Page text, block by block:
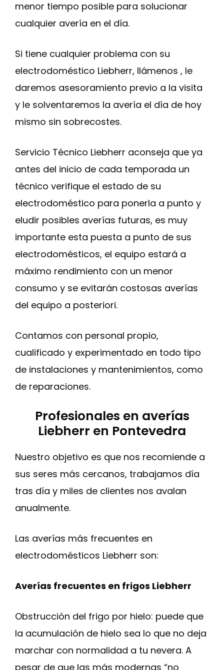
menor tiempo posible para solucionar
cualquier avería en el día.
Si tiene cualquier problema con su
electrodoméstico Liebherr, llámenos , le
daremos asesoramiento previo a la visita
y le solventaremos la avería el día de hoy
mismo sin sobrecostes.
Servicio Técnico Liebherr aconseja que ya
antes del inicio de cada temporada un
técnico verifique el estado de su
electrodoméstico para ponerla a punto y
eludir posibles averías futuras, es muy
importante esta puesta a punto de sus
electrodomésticos, el equipo estará a
máximo rendimiento con un menor
consumo y se evitarán costosas averías
del equipo a posteriori.
Contamos con personal propio,
cualificado y experimentado en todo tipo
de instalaciones y mantenimientos, como
de reparaciones.
Profesionales en averías
Liebherr en Pontevedra
Nuestro objetivo es que nos recomiende a
sus seres más cercanos, trabajamos día
tras día y miles de clientes nos avalan
anualmente.
Las averías más frecuentes en
electrodomésticos Liebherr son:
Averías frecuentes en frigos Liebherr
Obstrucción del frigo por hielo: puede que
la acumulación de hielo sea lo que no deja
marchar con normalidad a tu nevera. A
pesar de que las más modernas “no